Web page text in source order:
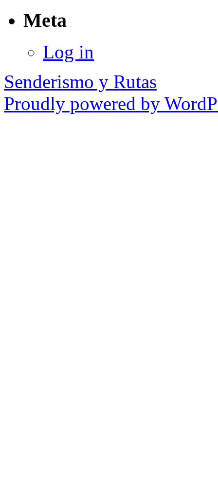
Meta
Log in
Senderismo y Rutas
Proudly powered by